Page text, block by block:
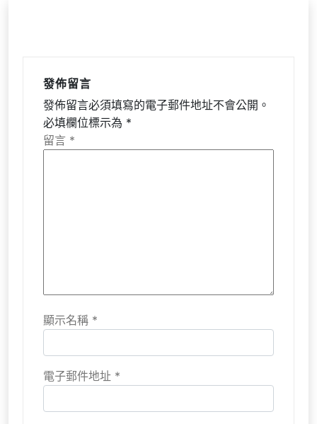
發佈留言
發佈留言必須填寫的電子郵件地址不會公開。
必填欄位標示為 *
留言 *
顯示名稱 *
電子郵件地址 *